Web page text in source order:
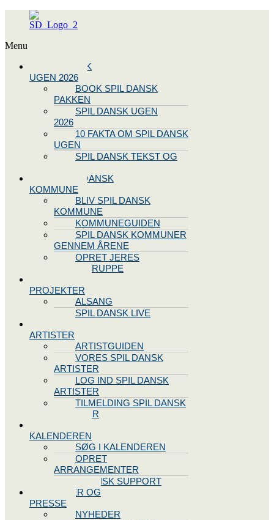
Menu
SPIL DANSK
UGEN 2026
BOOK SPIL DANSK
PAKKEN
SPIL DANSK UGEN
2026
10 FAKTA OM SPIL DANSK
UGEN
SPIL DANSK TEKST OG
BLIV SPIL DANSK
KOMMUNE
BLIV SPIL DANSK
KOMMUNE
KOMMUNEGUIDEN
SPIL DANSK KOMMUNER
GENNEM ÅRENE
OPRET JERES
STYREGRUPPE
PROJEKTER
ALSANG
SPIL DANSK LIVE
ARTISTER
ARTISTGUIDEN
VORES SPIL DANSK
ARTISTER
LOG IND SPIL DANSK
ARTISTER
TILMELDING SPIL DANSK
ARTISTER
KALENDEREN
SØG I KALENDEREN
OPRET
ARRANGEMENTER
TEKNISK SUPPORT
NYHEDER OG
PRESSE
NYHEDER